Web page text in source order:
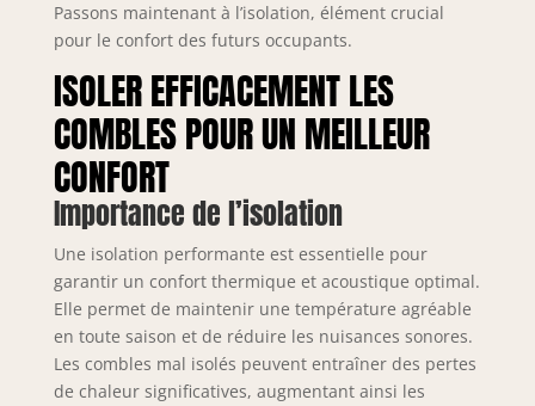
Passons maintenant à l’isolation, élément crucial
pour le confort des futurs occupants.
ISOLER EFFICACEMENT LES
COMBLES POUR UN MEILLEUR
CONFORT
Importance de l’isolation
Une isolation performante est essentielle pour
garantir un confort thermique et acoustique optimal.
Elle permet de maintenir une température agréable
en toute saison et de réduire les nuisances sonores.
Les combles mal isolés peuvent entraîner des pertes
de chaleur significatives, augmentant ainsi les